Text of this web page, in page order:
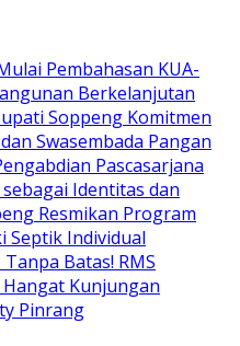
Pembahasan KUA-
Berkelanjutan
Soppeng Komitmen
Swasembada Pangan
Pascasarjana
Identitas dan
Resmikan Program
Septik Individual
Batas! RMS
Kunjungan
Pinrang